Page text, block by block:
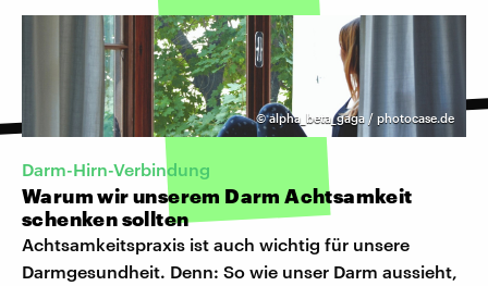
©alpha_beta_gaga / photocase.de
Darm-Hirn-Verbindung
Warum wir unserem Darm Achtsamkeit
schenken sollten
Achtsamkeitspraxis ist auch wichtig für unsere
Darmgesundheit. Denn: So wie unser Darm aussieht,